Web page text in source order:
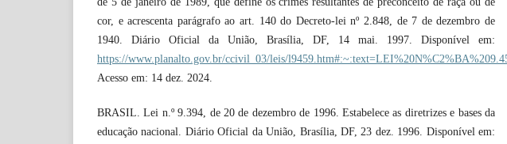
cor, e acrescenta parágrafo ao art. 140 do Decreto-lei nº 2.848, de 7 de dezembro de
1940. Diário Oficial da União, Brasília, DF, 14 mai. 1997. Disponível em:
https://www.planalto.gov.br/ccivil_03/leis/
Acesso em: 14 dez. 2024.
BRASIL. Lei n.º 9.394, de 20 de dezembro de 1996. Estabelece as diretrizes e bases da
educação nacional. Diário Oficial da União, Brasília, DF, 23 dez. 1996. Disponível em: